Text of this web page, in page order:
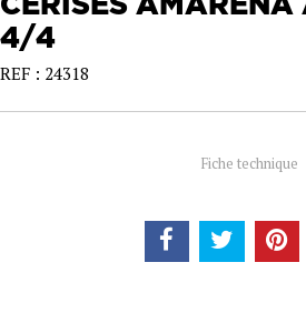
4/4
REF : 24318
Fiche technique